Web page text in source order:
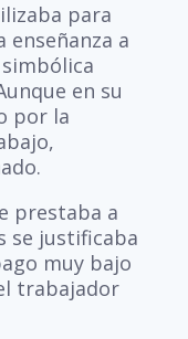
para
a
en su
por la
prestaba a
se justificaba
muy bajo
trabajador